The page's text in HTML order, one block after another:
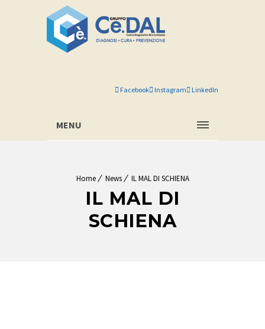
Facebook Instagram LinkedIn
MENU
Home News IL MAL DI SCHIENA
IL MAL DI
SCHIENA